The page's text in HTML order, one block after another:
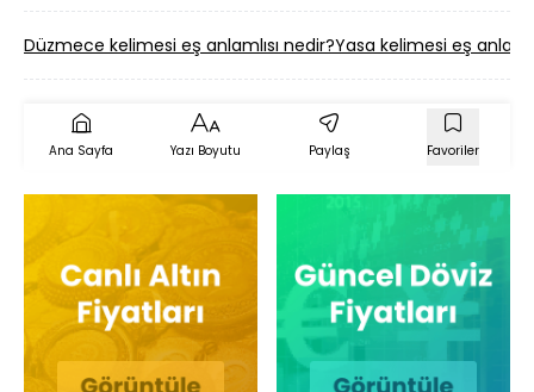
Düzmece kelimesi eş anlamlısı nedir?Yasa kelimesi eş
Ana Sayfa Yazı Boyutu Paylaş Favoriler